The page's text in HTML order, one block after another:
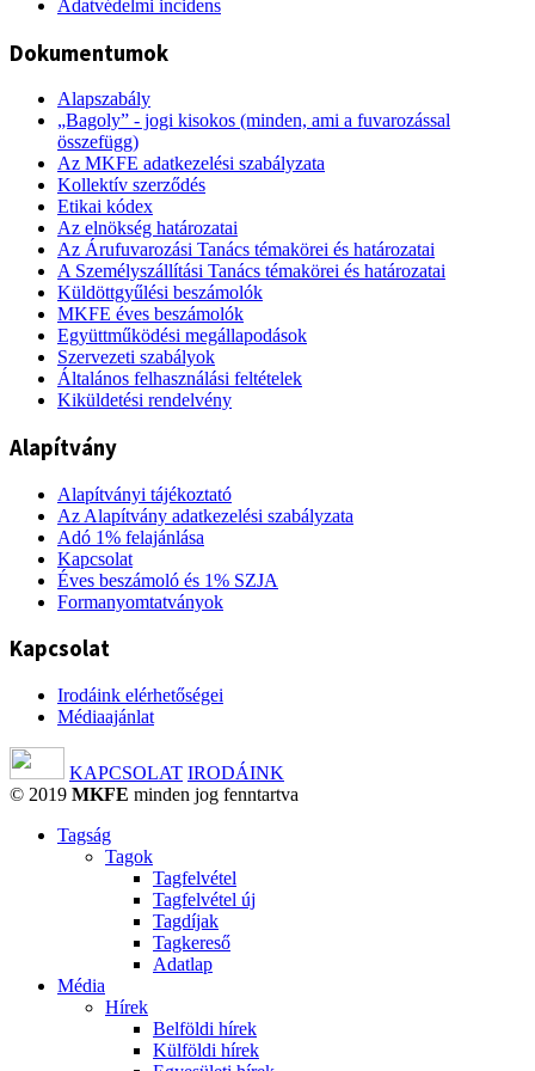
Adatvédelmi incidens
Dokumentumok
Alapszabály
„Bagoly” - jogi kisokos (minden, ami a fuvarozással
összefügg)
Az MKFE adatkezelési szabályzata
Kollektív szerződés
Etikai kódex
Az elnökség határozatai
Az Árufuvarozási Tanács témakörei és határozatai
A Személyszállítási Tanács témakörei és határozatai
Küldöttgyűlési beszámolók
MKFE éves beszámolók
Együttműködési megállapodások
Szervezeti szabályok
Általános felhasználási feltételek
Kiküldetési rendelvény
Alapítvány
Alapítványi tájékoztató
Az Alapítvány adatkezelési szabályzata
Adó 1% felajánlása
Kapcsolat
Éves beszámoló és 1% SZJA
Formanyomtatványok
Kapcsolat
Irodáink elérhetőségei
Médiaajánlat
KAPCSOLAT IRODÁINK
© 2019 MKFE minden jog fenntartva
Tagság
Tagok
Tagfelvétel
Tagfelvétel új
Tagdíjak
Tagkereső
Adatlap
Média
Hírek
Belföldi hírek
Külföldi hírek